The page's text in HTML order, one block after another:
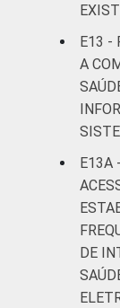
E13 -
A
E13A
DE